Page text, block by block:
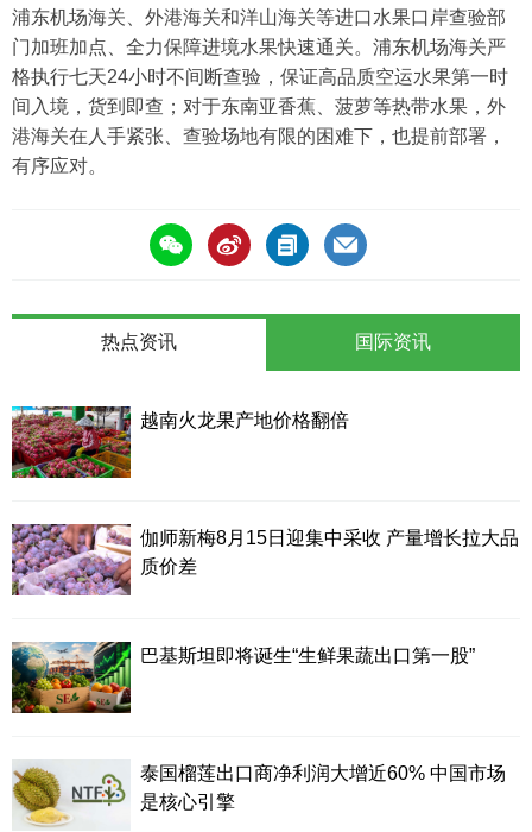
浦东机场海关、外港海关和洋山海关等进口水果口岸查验部
门加班加点、全力保障进境水果快速通关。浦东机场海关严
格执行七天24小时不间断查验，保证高品质空运水果第一时
间入境，货到即查；对于东南亚香蕉、菠萝等热带水果，外
港海关在人手紧张、查验场地有限的困难下，也提前部署，
有序应对。
热点资讯
越南火龙果产地价格翻倍
伽师新梅8月15日迎集中采收 产量增长拉大品
质价差
巴基斯坦即将诞生“生鲜果蔬出口第一股”
泰国榴莲出口商净利润大增近60% 中国市场
是核心引擎
国际资讯